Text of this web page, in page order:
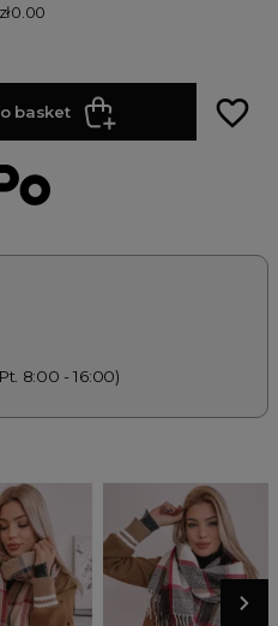
basket favorite_border
8:00 - 16:00)